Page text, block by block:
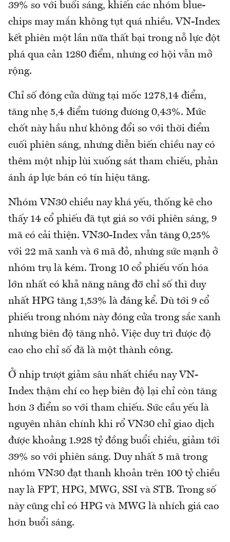
39% so với buổi sáng, khiến các nhóm blue-
chips may mắn không tụt quá nhiều. VN-Index
kết phiên một lần nữa thất bại trong nỗ lực đột
phá qua cản 1280 điểm, nhưng cơ hội vẫn mở
rộng.
Chỉ số đóng cửa dừng tại mốc 1278,14 điểm,
tăng nhẹ 5,4 điểm tương đương 0,43%. Mức
chốt này hầu như không đổi so với thời điểm
cuối phiên sáng, nhưng diễn biến chiều nay có
thêm một nhịp lùi xuống sát tham chiếu, phản
ánh áp lực bán có tín hiệu tăng.
Nhóm VN30 chiều nay khá yếu, thống kê cho
thấy 14 cổ phiếu đã tụt giá so với phiên sáng, 9
mã có cải thiện. VN30-Index vẫn tăng 0,25%
với 22 mã xanh và 6 mã đỏ, nhưng sức mạnh ở
nhóm trụ là kém. Trong 10 cổ phiếu vốn hóa
lớn nhất có khả năng nâng đỡ chỉ số thì duy
nhất HPG tăng 1,53% là đáng kể. Dù tới 9 cổ
phiếu trong nhóm này đóng cửa trong sắc xanh
nhưng biên độ tăng nhỏ. Việc duy trì được độ
cao cho chỉ số đã là một thành công.
Ở nhịp trượt giảm sâu nhất chiều nay VN-
Index thậm chí co hẹp biên độ lại chỉ còn tăng
hơn 3 điểm so với tham chiếu. Sức cầu yếu là
nguyên nhân chính khi rổ VN30 chỉ giao dịch
được khoảng 1.928 tỷ đồng buổi chiều, giảm tới
39% so với phiên sáng. Duy nhất 5 mã trong
nhóm VN30 đạt thanh khoản trên 100 tỷ chiều
nay là FPT, HPG, MWG, SSI và STB. Trong số
này cũng chỉ có HPG và MWG là nhích giá cao
hơn buổi sáng.